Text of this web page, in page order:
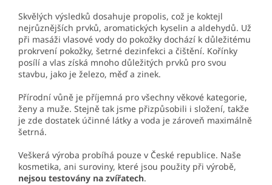
Skvělých výsledků dosahuje propolis, což je koktejl
nejrůznějších prvků, aromatických kyselin a aldehydů. Už
při masáži vlasové vody do pokožky dochází k důležitému
prokrvení pokožky, šetrné dezinfekci a čištění. Kořínky
posílí a vlas získá mnoho důležitých prvků pro svou
stavbu, jako je železo, měď a zinek.
Přírodní vůně je příjemná pro všechny věkové kategorie,
ženy a muže. Stejně tak jsme přizpůsobili i složení, takže
je zde dostatek účinné látky a voda je zároveň maximálně
šetrná.
Veškerá výroba probíhá pouze v České republice. Naše
kosmetika, ani suroviny, které jsou použity při výrobě,
nejsou testovány na zvířatech.